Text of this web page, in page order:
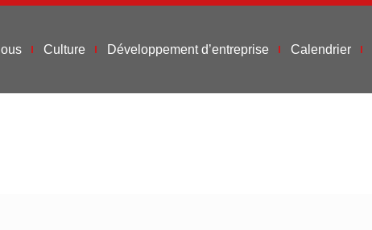
Culture Développement d’entreprise Calendrier